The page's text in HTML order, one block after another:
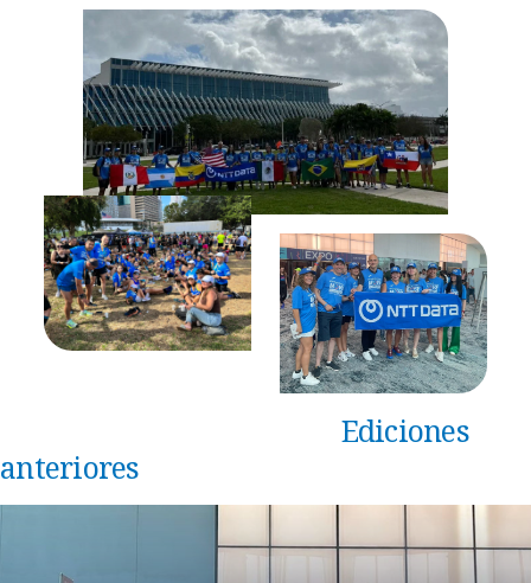
Ediciones
anteriores